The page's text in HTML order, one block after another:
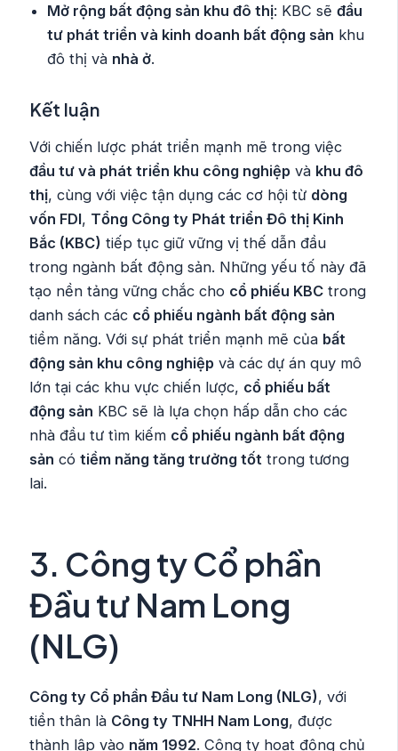
Mở rộng bất động sản khu đô thị: KBC sẽđầu
tư phát triển và kinh doanh bất động sản khu
đô thị và nhà ở.
Kết luận
Với chiến lược phát triển mạnh mẽ trong việc
đầu tư và phát triển khu công nghiệp và khu đô
thị, cùng với việc tận dụng các cơ hội từ dòng
vốn FDI, Tổng Công ty Phát triển Đô thị Kinh
Bắc (KBC) tiếp tục giữ vững vị thế dẫn đầu
trong ngành bất động sản. Những yếu tố này đã
tạo nền tảng vững chắc cho cổ phiếu KBC trong
danh sách các cổ phiếu ngành bất động sản
tiềm năng. Với sự phát triển mạnh mẽ của bất
động sản khu công nghiệp và các dự án quy mô
lớn tại các khu vực chiến lược, cổ phiếu bất
động sản KBC sẽ là lựa chọn hấp dẫn cho các
nhà đầu tư tìm kiếm cổ phiếu ngành bất động
sản cótiềm năng tăng trưởng tốt trong tương
lai.
3. Công ty Cổ phần
Đầu tư Nam Long
(NLG)
Công ty Cổ phần Đầu tư Nam Long (NLG), với
tiền thân là Công ty TNHH Nam Long, được
thành lập vào năm 1992. Công ty hoạt động chủ